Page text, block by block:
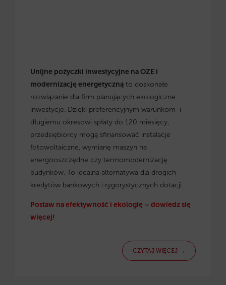
Unijne pożyczki inwestycyjne na OZE i
modernizację energetyczną to doskonałe
rozwiązanie dla firm planujących ekologiczne
inwestycje. Dzięki preferencyjnym warunkom i
długiemu okresowi spłaty do 120 miesięcy,
przedsiębiorcy mogą sfinansować instalacje
fotowoltaiczne, wymianę maszyn na
energooszczędne czy termomodernizację
budynków. To idealna alternatywa dla drogich
kredytów bankowych i rygorystycznych dotacji.
Postaw na efektywność i ekologię – dowiedz się
więcej!
CZYTAJ WIĘCEJ →